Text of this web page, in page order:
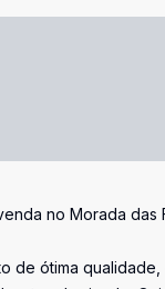
no Morada das
de ótima